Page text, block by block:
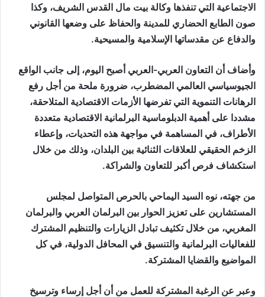
الاجتماعية التي تنفذها وكالة بيت مال القدس الشريف، وكذا
صون الطابع الحضاري للمدينة والحفاظ على وضعها القانوني
والدفاع عن مقدساتها الإسلامية والمسيحية.
وأضاف أن التعاون العربي-العربي أصبح اليوم، إلى جانب الواقع
الجيوسياسي العالمي المضطرب، ضرورة ملحة من أجل رفع
الرهانات التنموية التي تفرضها الأزمات الاقتصادية المتلاحقة،
مشددا على أهمية الدبلوماسية البرلمانية الاقتصادية متعددة
الأطراف، في المساهمة في مواجهة هذه التحديات، وإعطاء
الزخم الحقيقي للعلاقات الثنائية بين البلدان، وذلك من خلال
استكشاف فرص أكبر للتعاون والشراكة.
من جهته، نوه السيد اليماحي بالحرص المتواصل لمجلس
المستشارين على تعزيز الحوار بين البرلمان العربي والبرلمان
المغربي، من خلال تكثيف تبادل الزيارات والتنظيم المشترك
للفعاليات البرلمانية والتنسيق في المحافل الدولية، في كل
المواضيع والقضايا المشتركة.
وعبر عن الرغبة المشتركة للعمل من أن أجل إرساء وترسيخ